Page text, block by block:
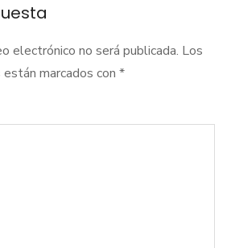
electrónico no será publicada. Los
marcados con *